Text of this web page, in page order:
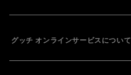
グッチ オンラインサービスについて